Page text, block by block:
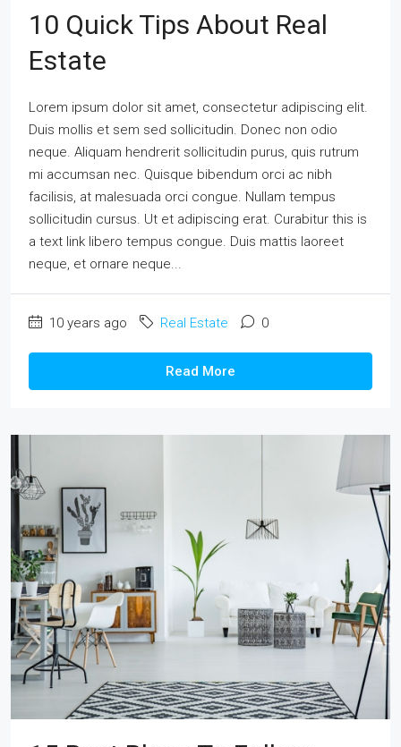
10 Quick Tips About Real
Estate
Lorem ipsum dolor sit amet, consectetur adipiscing elit.
Duis mollis et sem sed sollicitudin. Donec non odio
neque. Aliquam hendrerit sollicitudin purus, quis rutrum
mi accumsan nec. Quisque bibendum orci ac nibh
facilisis, at malesuada orci congue. Nullam tempus
sollicitudin cursus. Ut et adipiscing erat. Curabitur this is
a text link libero tempus congue. Duis mattis laoreet
neque, et ornare neque...
10 years ago Real Estate 0
Read More